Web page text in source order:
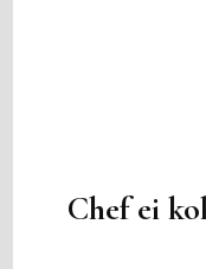
Chef ei